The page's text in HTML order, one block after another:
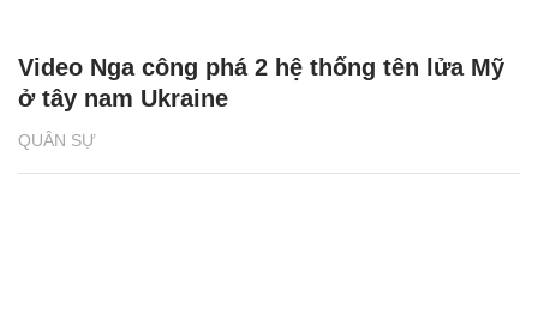
QUÂN SỰ
Video Nga công phá 2 hệ thống tên lửa Mỹ
ở tây nam Ukraine